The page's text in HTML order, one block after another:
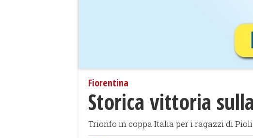
Fiorentina
Storica vittoria
Trionfo in coppa Italia per i ragazzi di Pioli